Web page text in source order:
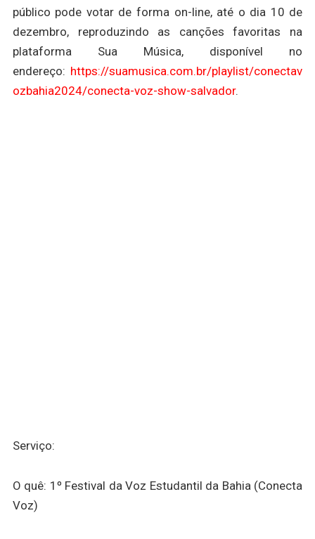
público pode votar de forma on-line, até o dia 10 de
dezembro, reproduzindo as canções favoritas na
plataforma Sua Música, disponível no
endereço: https://suamusica.com.br/playlist/conectav
ozbahia2024/conecta-voz-show-salvador.
Serviço:
O quê: 1º Festival da Voz Estudantil da Bahia (Conecta
Voz)